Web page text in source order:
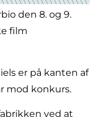
den 8. og 9.
film
er på kanten af
mod konkurs.
ved at